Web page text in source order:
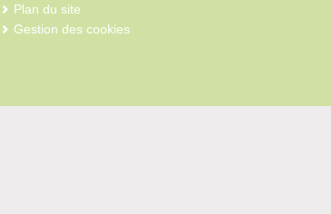
Plan du site
Gestion des cookies